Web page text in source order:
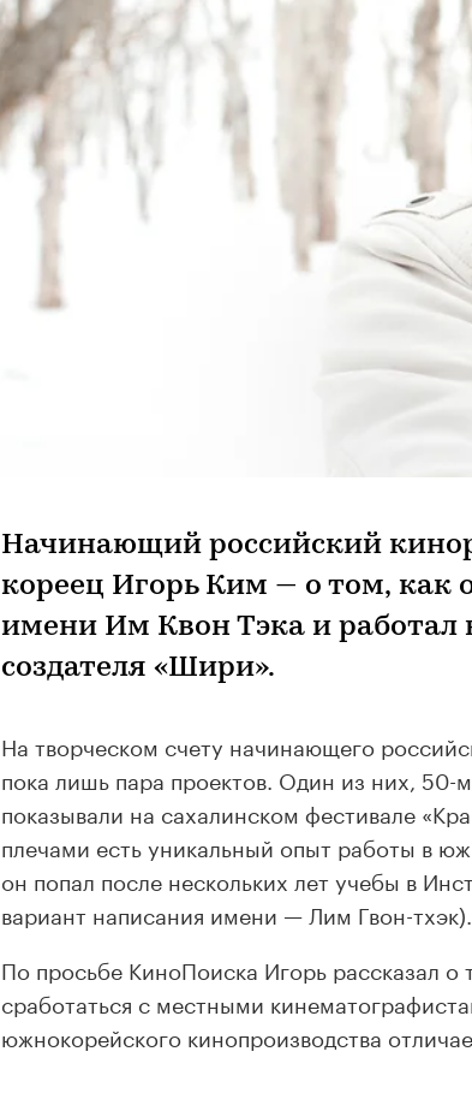
Начинающий российский
кореец Игорь Ким — о том, как
имени Им Квон Тэка и работал
создателя «Шири».
На творческом счету начинающего
пока лишь пара проектов. Один из них,
показывали на сахалинском фестивале
плечами есть уникальный опыт работы в
он попал после нескольких лет учебы в
вариант написания имени — Лим Гвон-тхэк).
По просьбе КиноПоиска Игорь рассказал
сработаться с местными
южнокорейского кинопроизводства